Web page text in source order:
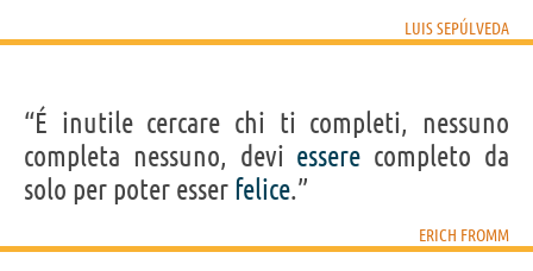
LUIS SEPÚLVEDA
“É inutile cercare chi ti completi, nessuno
completa nessuno, devi essere completo da
solo per poter esser felice.”
ERICH FROMM